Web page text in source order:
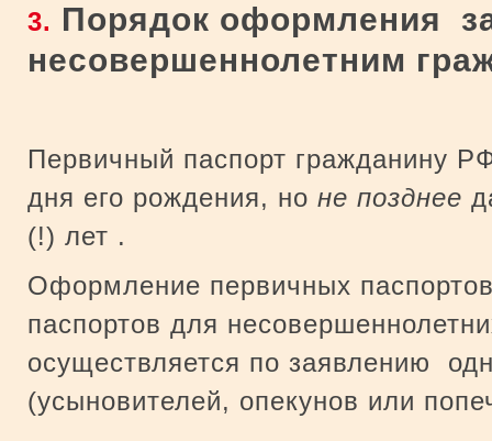
3. Порядок оформления
несовершеннолетним
Первичный паспорт гражданину
дня его рождения, но не позднее
(!) лет .
Оформление первичных
паспортов для
осуществляется по заявлению
(усыновителей, опекунов или